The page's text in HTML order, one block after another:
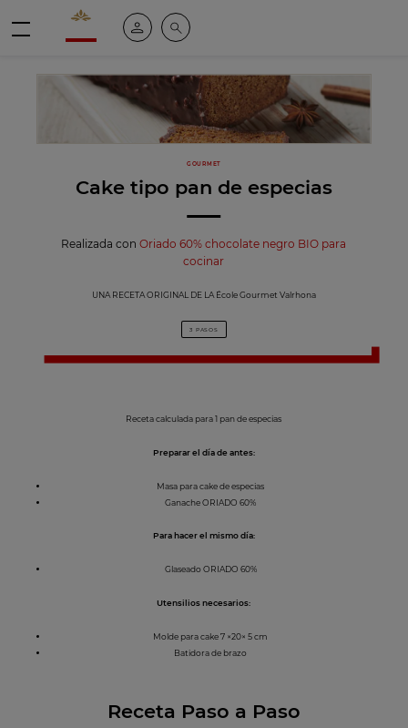
Valrhona - Imaginons le meilleur du chocolat
Mi cuentaBuscar
GOURMET
Cake tipo pan de especias
Realizada conOriado 60% chocolate negro BIO para
cocinar
UNA RECETA ORIGINAL DE LA École Gourmet Valrhona
3 PASOS
Receta calculada para 1 pan de especias
Preparar el día de antes:
Masa para cake de especias
Ganache ORIADO 60%
Para hacer el mismo día:
Glaseado ORIADO 60%
Utensilios necesarios:
Molde para cake 7 ×20× 5 cm
Batidora de brazo
Receta Paso a Paso